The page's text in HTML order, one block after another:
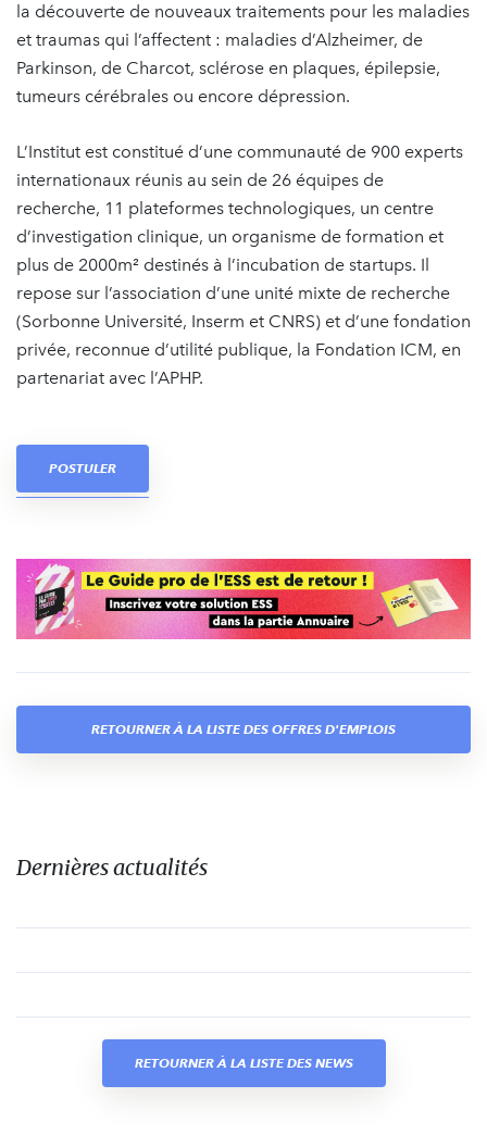
la découverte de nouveaux traitements pour les maladies
et traumas qui l’affectent : maladies d’Alzheimer, de
Parkinson, de Charcot, sclérose en plaques, épilepsie,
tumeurs cérébrales ou encore dépression.
L’Institut est constitué d’une communauté de 900 experts
internationaux réunis au sein de 26 équipes de
recherche, 11 plateformes technologiques, un centre
d’investigation clinique, un organisme de formation et
plus de 2000m² destinés à l’incubation de startups. Il
repose sur l’association d’une unité mixte de recherche
(Sorbonne Université, Inserm et CNRS) et d’une fondation
privée, reconnue d’utilité publique, la Fondation ICM, en
partenariat avec l’APHP.
POSTULER
RETOURNER À LA LISTE DES OFFRES D'EMPLOIS
Dernières actualités
RETOURNER À LA LISTE DES NEWS